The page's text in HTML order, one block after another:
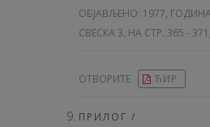
ОБЈАВЉЕНО: 1977,
СВЕСКА 3, НА СТР. 365 -
ОТВОРИТЕ ЋИР
ПРИЛОГ /